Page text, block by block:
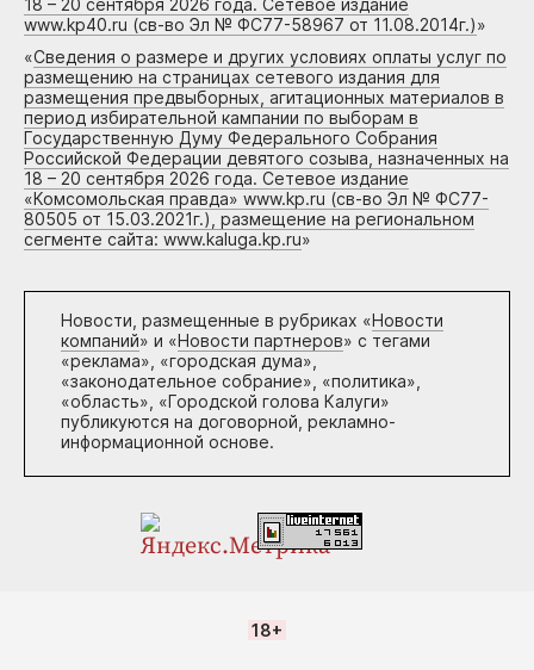
18 – 20 сентября 2026 года. Сетевое издание
www.kp40.ru (св-во Эл № ФС77-58967 от 11.08.2014г.)»
«Сведения о размере и других условиях оплаты услуг по
размещению на страницах сетевого издания для
размещения предвыборных, агитационных материалов в
период избирательной кампании по выборам в
Государственную Думу Федерального Собрания
Российской Федерации девятого созыва, назначенных на
18 – 20 сентября 2026 года. Сетевое издание
«Комсомольская правда» www.kp.ru (св-во Эл № ФС77-
80505 от 15.03.2021г.), размещение на региональном
сегменте сайта: www.kaluga.kp.ru»
Новости, размещенные в рубриках «Новости
компаний» и «Новости партнеров» с тегами
«реклама», «городская дума»,
«законодательное собрание», «политика»,
«область», «Городской голова Калуги»
публикуются на договорной, рекламно-
информационной основе.
18+